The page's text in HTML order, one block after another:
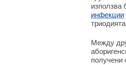
използва
инфекции
Между
получени